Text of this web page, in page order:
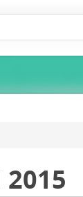
2015